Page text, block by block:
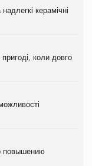
керамічні
коли довго
повышению